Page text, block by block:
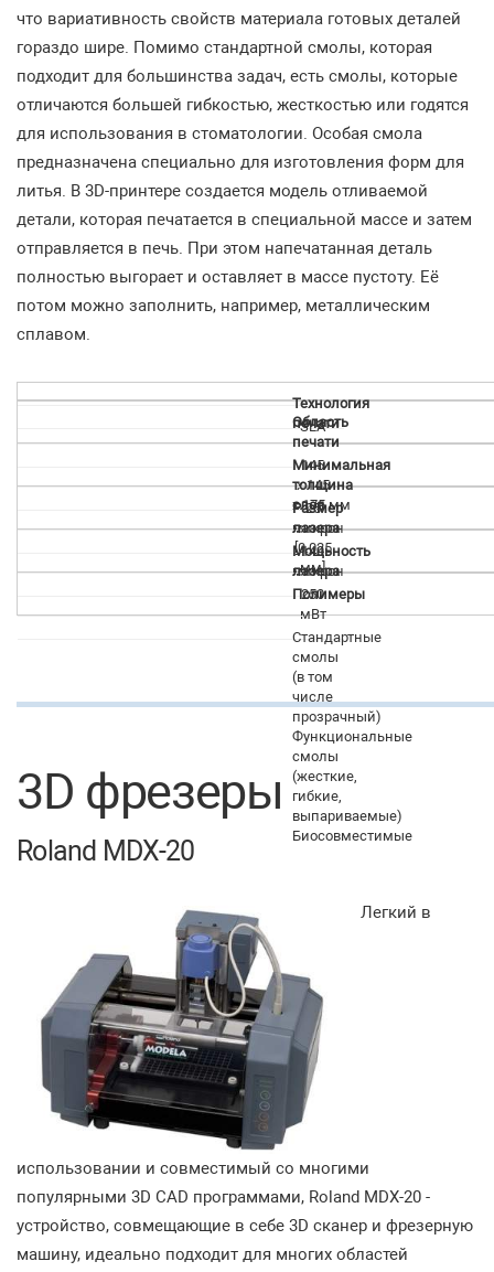
что вариативность свойств материала готовых деталей
гораздо шире. Помимо стандартной смолы, которая
подходит для большинства задач, есть смолы, которые
отличаются большей гибкостью, жесткостью или годятся
для использования в стоматологии. Особая смола
предназначена специально для изготовления форм для
литья. В 3D-принтере создается модель отливаемой
детали, которая печатается в специальной массе и затем
отправляется в печь. При этом напечатанная деталь
полностью выгорает и оставляет в массе пустоту. Её
потом можно заполнить, например, металлическим
сплавом.
Технология
печати
SLA
Область
печати
145
х 145
х 175 мм
Минимальная
толщина
слоя
25
микрон
[0.025
мм]
Размер
лазера
140
микрон
Мощьность
лазера
250
мВт
Полимеры
Стандартные
смолы
(в том
числе
прозрачный)
Функциональные
смолы
(жесткие,
гибкие,
выпариваемые)
Биосовместимые
3D фрезеры
Roland MDX-20
Легкий в
использовании и совместимый со многими
популярными 3D CAD программами, Roland MDX-20 -
устройство, совмещающие в себе 3D сканер и фрезерную
машину, идеально подходит для многих областей